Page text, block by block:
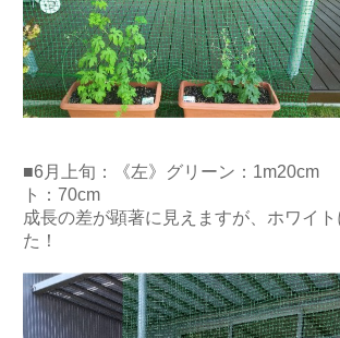
■6月上旬：《左》グリーン：1m20cm
ト：70cm
成長の差が顕著に見えますが、ホワイ
た！